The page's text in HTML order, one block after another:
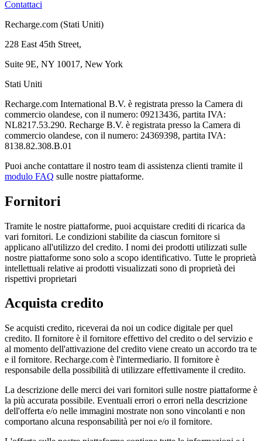
Contattaci
Recharge.com (Stati Uniti)
228 East 45th Street,
Suite 9E, NY 10017, New York
Stati Uniti
Recharge.com International B.V. è registrata presso la Camera di
commercio olandese, con il numero: 09213436, partita IVA:
NL8217.53.290. Recharge B.V. è registrata presso la Camera di
commercio olandese, con il numero: 24369398, partita IVA:
8138.82.308.B.01
Puoi anche contattare il nostro team di assistenza clienti tramite il
modulo FAQ sulle nostre piattaforme.
Fornitori
Tramite le nostre piattaforme, puoi acquistare crediti di ricarica da
vari fornitori. Le condizioni stabilite da ciascun fornitore si
applicano all'utilizzo del credito. I nomi dei prodotti utilizzati sulle
nostre piattaforme sono solo a scopo identificativo. Tutte le proprietà
intellettuali relative ai prodotti visualizzati sono di proprietà dei
rispettivi proprietari
Acquista credito
Se acquisti credito, riceverai da noi un codice digitale per quel
credito. Il fornitore è il fornitore effettivo del credito o del servizio e
al momento dell'attivazione del credito viene creato un accordo tra te
e il fornitore. Recharge.com è l'intermediario. Il fornitore è
responsabile della possibilità di utilizzare effettivamente il credito.
La descrizione delle merci dei vari fornitori sulle nostre piattaforme è
la più accurata possibile. Eventuali errori o errori nella descrizione
dell'offerta e/o nelle immagini mostrate non sono vincolanti e non
comportano alcuna responsabilità per noi e/o il fornitore.